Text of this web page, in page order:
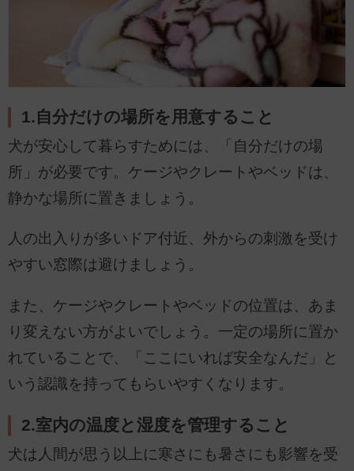
1.自分だけの場所を用意すること
犬が安心して暮らすためには、「自分だけの場
所」が必要です。ケージやクレートやベッドは、
静かな場所に置きましょう。
人の出入りが多いドア付近、外からの刺激を受け
やすい窓際は避けましょう。
また、ケージやクレートやベッドの位置は、あま
り変えない方がよいでしょう。一定の場所に置か
れていることで、「ここにいれば安全なんだ」と
いう認識を持ってもらいやすくなります。
2.室内の温度と湿度を管理すること
犬は人間が思う以上に寒さにも暑さにも影響を受